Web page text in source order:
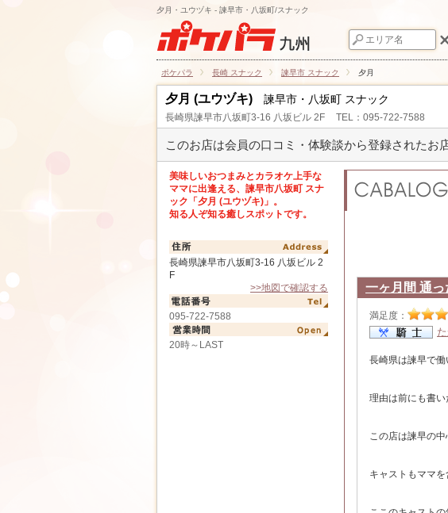
夕月・ユウヅキ - 諫早市・八坂町/スナック
ポケパラ 長崎 スナック 諫早市 スナック 夕月
夕月 (ユウヅキ) 諫早市・八坂町 スナック
長崎県諫早市八坂町3-16 八坂ビル 2F TEL：095-722-7588
このお店は会員の口コミ・体験談から登録されたお
美味しいおつまみとカラオケ上手な
ママに出逢える、諫早市八坂町 スナ
ック「夕月 (ユウヅキ)」。
知る人ぞ知る癒しスポットです。
長崎県諫早市八坂町3-16 八坂ビル 2
F
>>地図で確認する
095-722-7588
20時～LAST
一ヶ月間 通
満足度：
長崎県は諫早で働
理由は前にも書
この店は諫早の
キャストもママ